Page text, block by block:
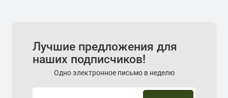
Лучшие предложения для
наших подписчиков!
Одно электронное письмо в неделю